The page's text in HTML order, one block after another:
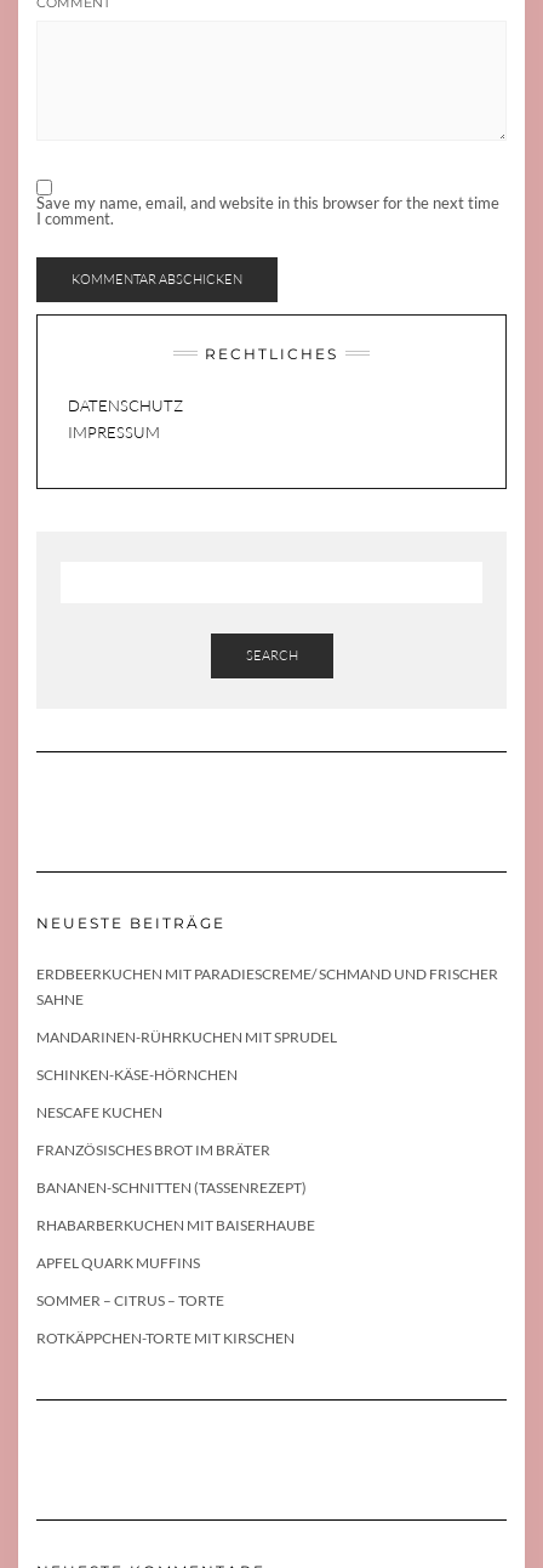
Save my name, email, and website in this browser for the next time
I comment.
RECHTLICHES
DATENSCHUTZ
IMPRESSUM
SEARCH
NEUESTE BEITRÄGE
ERDBEERKUCHEN MIT PARADIESCREME/ SCHMAND UND FRISCHER
SAHNE
MANDARINEN-RÜHRKUCHEN MIT SPRUDEL
SCHINKEN-KÄSE-HÖRNCHEN
NESCAFE KUCHEN
FRANZÖSISCHES BROT IM BRÄTER
BANANEN-SCHNITTEN (TASSENREZEPT)
RHABARBERKUCHEN MIT BAISERHAUBE
APFEL QUARK MUFFINS
SOMMER – CITRUS – TORTE
ROTKÄPPCHEN-TORTE MIT KIRSCHEN